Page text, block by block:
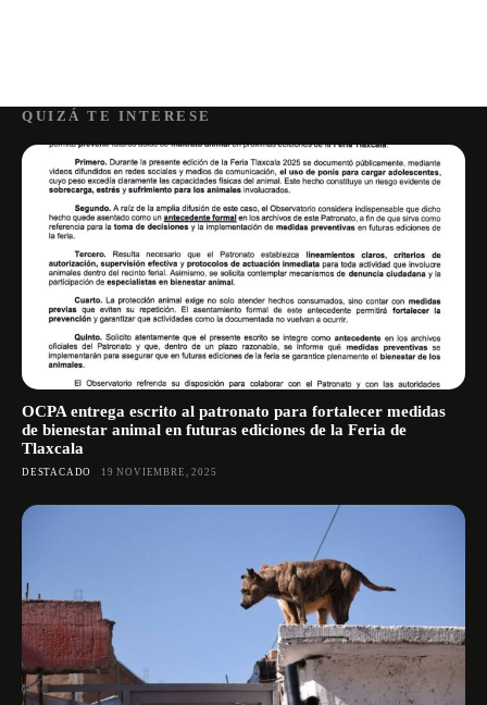
QUIZÁ TE INTERESE
OCPA entrega escrito al patronato para fortalecer medidas
de bienestar animal en futuras ediciones de la Feria de
Tlaxcala
DESTACADO 19 NOVIEMBRE, 2025